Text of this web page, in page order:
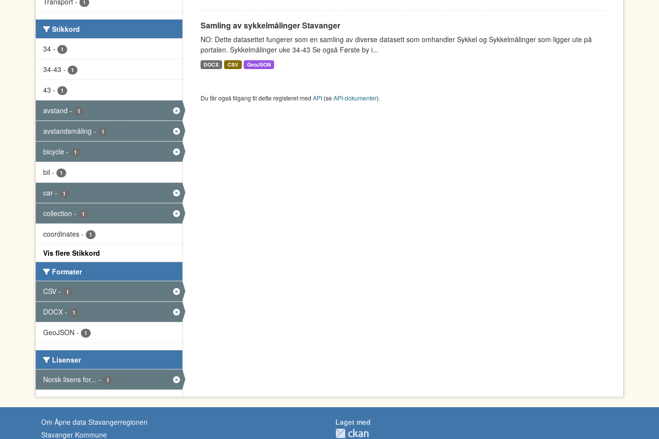
1
Stikkord
34 - 1
34-43 - 1
43 - 1
avstand - 1
avstandsmåling - 1
bicycle - 1
bil - 1
car - 1
collection - 1
coordinates - 1
Vis flere Stikkord
Formater
CSV - 1
DOCX - 1
GeoJSON - 1
Lisenser
Norsk lisens for... - 1
Samling av sykkelmålinger Stavanger
NO: Dette datasettet fungerer som en samling av diverse datasett som omhandler Sykkel og Sykkelmålinger som ligger ute på
portalen. Sykkelmålinger uke 34-43 Se også Første by i...
DOCX CSV GeoJSON
Du får også tilgang til dette registeret med API(seAPI-dokumenter).
Om Åpne data Stavangerregionen
Stavanger Kommune
Laget med